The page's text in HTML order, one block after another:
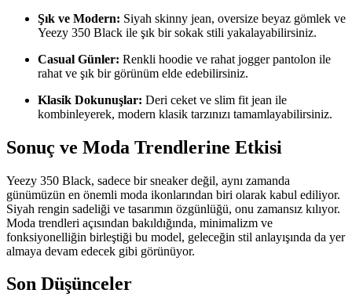
Şık ve Modern: Siyah skinny jean, oversize beyaz gömlek ve
Yeezy 350 Black ile şık bir sokak stili yakalayabilirsiniz.
Casual Günler: Renkli hoodie ve rahat jogger pantolon ile
rahat ve şık bir görünüm elde edebilirsiniz.
Klasik Dokunuşlar: Deri ceket ve slim fit jean ile
kombinleyerek, modern klasik tarzınızı tamamlayabilirsiniz.
Sonuç ve Moda Trendlerine Etkisi
Yeezy 350 Black, sadece bir sneaker değil, aynı zamanda
günümüzün en önemli moda ikonlarından biri olarak kabul ediliyor.
Siyah rengin sadeliği ve tasarımın özgünlüğü, onu zamansız kılıyor.
Moda trendleri açısından bakıldığında, minimalizm ve
fonksiyonelliğin birleştiği bu model, geleceğin stil anlayışında da yer
almaya devam edecek gibi görünüyor.
Son Düşünceler